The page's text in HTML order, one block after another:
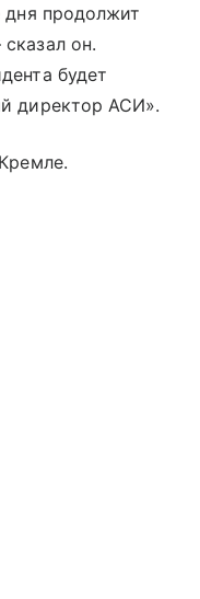
дня продолжит
он.
будет
директор АСИ».